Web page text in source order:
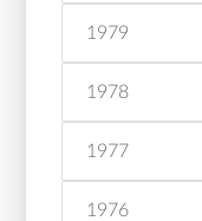
1979
1978
1977
1976